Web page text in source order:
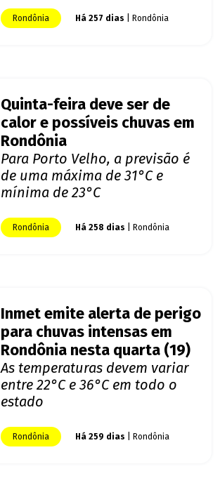
Rondônia Há 257 dias | Rondônia
Quinta-feira deve ser de
calor e possíveis chuvas em
Rondônia
Para Porto Velho, a previsão é
de uma máxima de 31°C e
mínima de 23°C
Rondônia Há 258 dias | Rondônia
Inmet emite alerta de perigo
para chuvas intensas em
Rondônia nesta quarta (19)
As temperaturas devem variar
entre 22°C e 36°C em todo o
estado
Rondônia Há 259 dias | Rondônia